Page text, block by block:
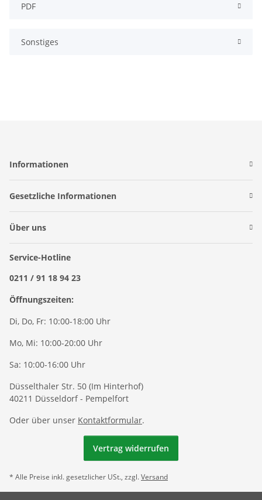
PDF
Sonstiges
Informationen
Gesetzliche Informationen
Über uns
Service-Hotline
0211 / 91 18 94 23
Öffnungszeiten:
Di, Do, Fr: 10:00-18:00 Uhr
Mo, Mi: 10:00-20:00 Uhr
Sa: 10:00-16:00 Uhr
Düsselthaler Str. 50 (Im Hinterhof)
40211 Düsseldorf - Pempelfort
Oder über unser Kontaktformular.
Vertrag widerrufen
* Alle Preise inkl. gesetzlicher USt., zzgl.Versand